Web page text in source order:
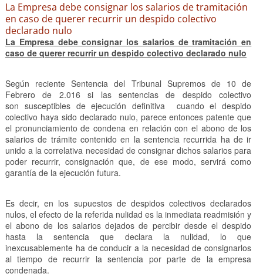
La Empresa debe consignar los salarios de tramitación
en caso de querer recurrir un despido colectivo
declarado nulo
La Empresa debe consignar los salarios de tramitación en
caso de querer recurrir un despido colectivo declarado nulo
Según reciente Sentencia del Tribunal Supremos de 10 de
Febrero de 2.016 si las sentencias de despido colectivo
son susceptibles de ejecución definitiva cuando el despido
colectivo haya sido declarado nulo, parece entonces patente que
el pronunciamiento de condena en relación con el abono de los
salarios de trámite contenido en la sentencia recurrida ha de ir
unido a la correlativa necesidad de consignar dichos salarios para
poder recurrir, consignación que, de ese modo, servirá como
garantía de la ejecución futura.
Es decir, en los supuestos de despidos colectivos declarados
nulos, el efecto de la referida nulidad es la inmediata readmisión y
el abono de los salarios dejados de percibir desde el despido
hasta la sentencia que declara la nulidad, lo que
inexcusablemente ha de conducir a la necesidad de consignarlos
al tiempo de recurrir la sentencia por parte de la empresa
condenada.